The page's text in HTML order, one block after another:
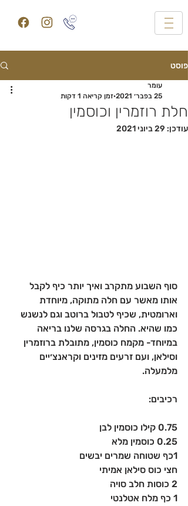
פוסט
חלת רוזמרין וכוסמין
עומר
25 בפבר׳ 2021
זמן קריאה 1 דקות
עודכן: 29 ביוני 2021
סוף השבוע מתקרב ואיך יותר כיף לקבל
אותו מאשר עם חלה מתוקה, מיוחדת
וארומטית, שכיף לטבול ברוטב וגם לנשנש
כמו שהיא. החלה בגרסה שלנו בריאה
במיוחד- מקמח כוסמין, מתובלת ברוזמרין
וסילאן, ועם זרעים מזינים וקראנצ׳יים
מלמעלה.
רכיבים:
0.75 קילו כוסמין לבן
0.25 כוסמין מלא
1כף שטוחה שמרים יבשים
חצי כוס סילאן אמיתי
2 כוסות חלב סויה
1 כף מלח אטלנטי